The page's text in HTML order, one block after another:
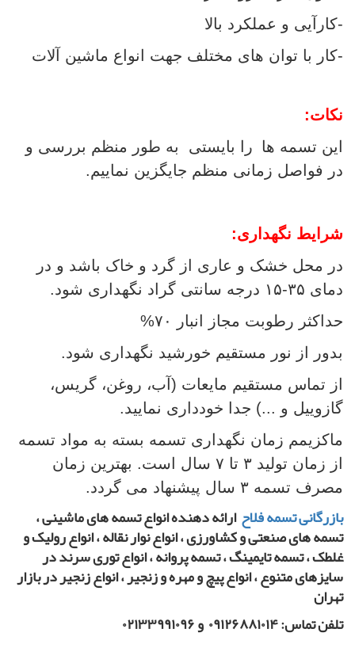
-کارآیی و عملکرد بالا
-کار با توان های مختلف جهت انواع ماشین آلات
نکات:
این تسمه ها
را بایستی به طور منظم بررسی و
در فواصل زمانی منظم جایگزین نماییم.
شرایط نگهداری:
در محل خشک و عاری از گرد و خاک باشد و در
دمای ۳۵-۱۵ درجه سانتی گراد نگهداری شود.
حداکثر رطوبت مجاز انبار ۷۰%
بدور از نور مستقیم خورشید نگهداری شود.
از تماس مستقیم مایعات (آب، روغن، گریس،
گازوییل و ...) جدا خودداری نمایید.
ماکزیمم زمان نگهداری تسمه بسته به مواد تسمه
از زمان تولید ۳ تا ۷ سال است. بهترین زمان
مصرف تسمه ۳ سال پیشنهاد می گردد.
بازرگانی تسمه فلاحارائه دهنده انواع تسمه های ماشینی ،
تسمه های صنعتی و کشاورزی ، انواع نوار نقاله ، انواع رولیک و
غلطک ، تسمه تایمینگ ، تسمه پروانه ، انواع توری سرند در
سایزهای متنوع ، انواع پیچ و مهره و زنجیر ، انواع زنجیر در بازار
تهران
تلفن تماس: ۰۹۱۲۶۸۸۱۰۱۴ و ۰۲۱۳۳۹۹۱۰۹۶